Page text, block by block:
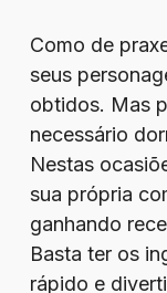
Como de
seus
obtidos. Mas
necessário
Nestas
sua própria
ganhando
Basta ter os
rápido e